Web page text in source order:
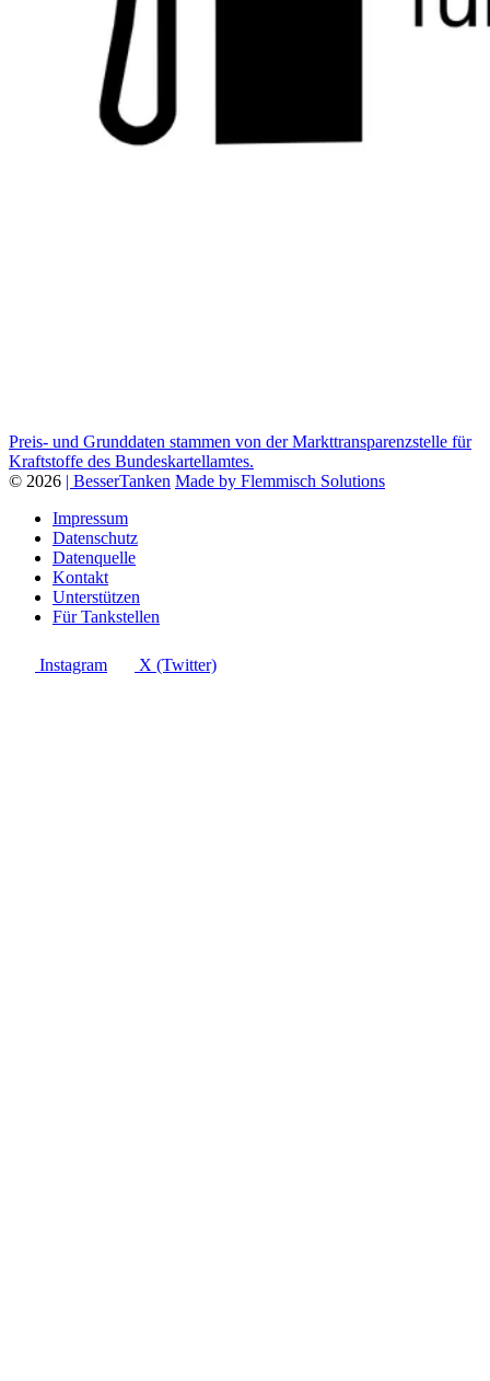
Preis- und Grunddaten stammen von der Markttransparenzstelle für
Kraftstoffe des Bundeskartellamtes.
© 2026 | BesserTanken Made by Flemmisch Solutions
Impressum
Datenschutz
Datenquelle
Kontakt
Unterstützen
Für Tankstellen
Instagram X (Twitter)